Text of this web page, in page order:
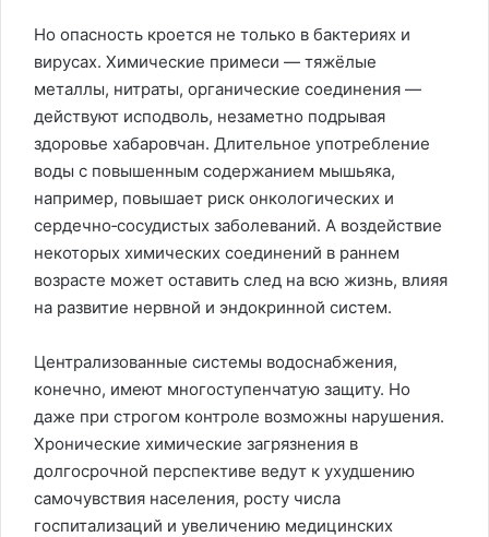
Но опасность кроется не только в бактериях и
вирусах. Химические примеси — тяжёлые
металлы, нитраты, органические соединения —
действуют исподволь, незаметно подрывая
здоровье хабаровчан. Длительное употребление
воды с повышенным содержанием мышьяка,
например, повышает риск онкологических и
сердечно‑сосудистых заболеваний. А воздействие
некоторых химических соединений в раннем
возрасте может оставить след на всю жизнь, влияя
на развитие нервной и эндокринной систем.
Централизованные системы водоснабжения,
конечно, имеют многоступенчатую защиту. Но
даже при строгом контроле возможны нарушения.
Хронические химические загрязнения в
долгосрочной перспективе ведут к ухудшению
самочувствия населения, росту числа
госпитализаций и увеличению медицинских